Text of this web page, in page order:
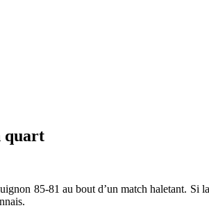
quart
85-81 au bout d’un match haletant. Si